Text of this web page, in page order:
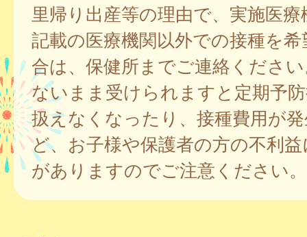
里帰り出産等の理由で、実施医
記載の医療機関以外での接種を
合は、保健所までご連絡くださ
ないまま受けられますと定期予
扱えなくなったり、接種費用が
ど、お子様や保護者の方の不利
がありますのでご注意ください。